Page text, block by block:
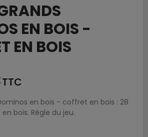
EN BOIS -
EN BOIS
TTC
en bois - coffret en bois : 28
bois. Règle du jeu.